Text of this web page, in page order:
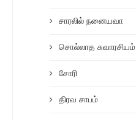
சாரலில் நனையவா
சொல்லாத சுவாரசியம்
சோரி
திரவ சாபம்